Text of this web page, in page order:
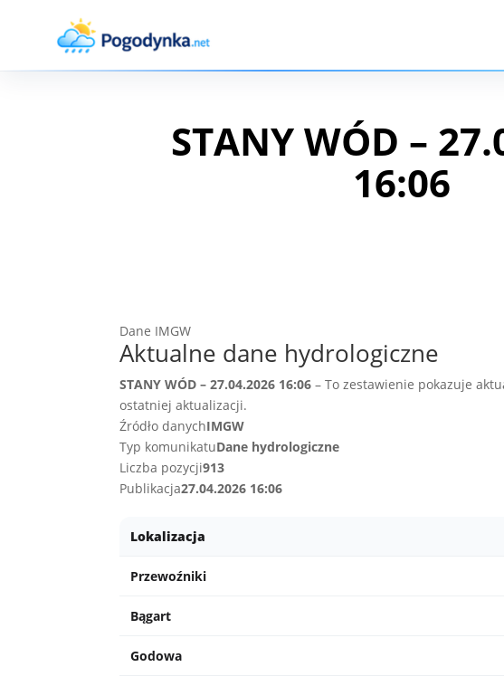
STANY WÓD –
16:06
Dane IMGW
Aktualne dane hydrologiczne
STANY WÓD – 27.04.2026 16:06 – To zestawienie pokazuje
ostatniej aktualizacji.
Źródło danychIMGW
Typ komunikatuDane hydrologiczne
Liczba pozycji913
Publikacja27.04.2026 16:06
Lokalizacja
Przewoźniki
Bągart
Godowa